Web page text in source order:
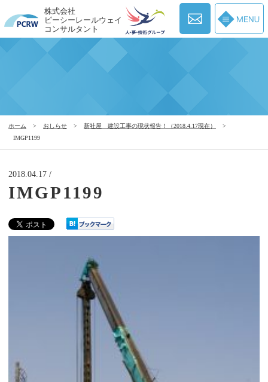
株式会社
ピーシーレールウェイ
コンサルタント
ホーム > おしらせ > 新社屋 建設工事の現状報告！（2018.4.17現在）
>
IMGP1199
2018.04.17 /
IMGP1199